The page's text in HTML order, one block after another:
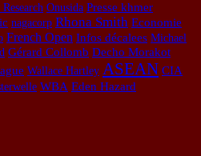
Onusida Presse​ khmer
nagacorp Rhona Smith Economie
French Open Infos décalees Michael
Gérard Collomb Decho Morakot
Wallace Hartley ASEAN CIA
WBA Eden Hazard